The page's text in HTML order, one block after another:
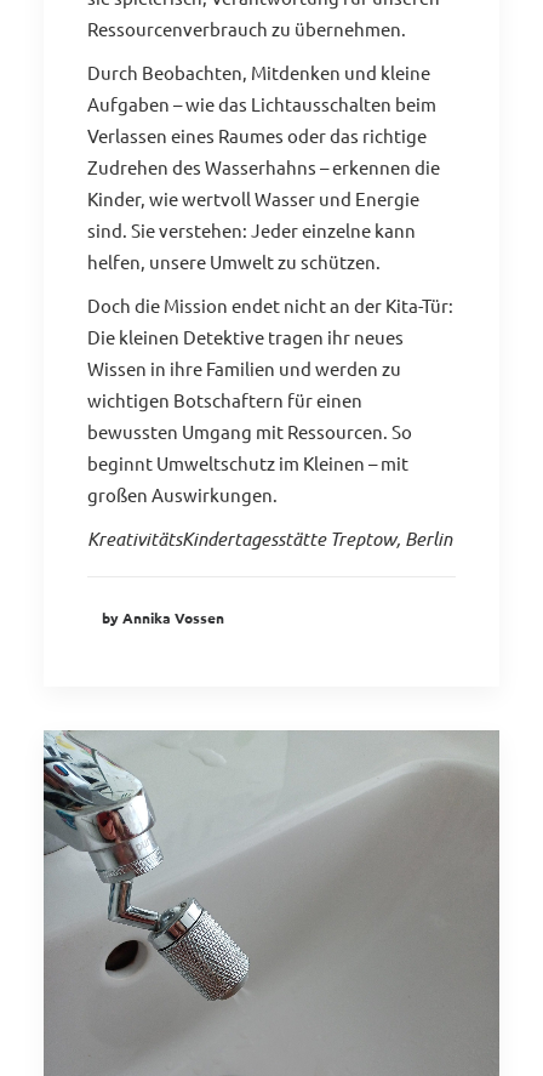
Ressourcenverbrauch zu übernehmen.
Durch Beobachten, Mitdenken und kleine
Aufgaben – wie das Lichtausschalten beim
Verlassen eines Raumes oder das richtige
Zudrehen des Wasserhahns – erkennen die
Kinder, wie wertvoll Wasser und Energie
sind. Sie verstehen: Jeder einzelne kann
helfen, unsere Umwelt zu schützen.
Doch die Mission endet nicht an der Kita-Tür:
Die kleinen Detektive tragen ihr neues
Wissen in ihre Familien und werden zu
wichtigen Botschaftern für einen
bewussten Umgang mit Ressourcen. So
beginnt Umweltschutz im Kleinen – mit
großen Auswirkungen.
KreativitätsKindertagesstätte Treptow, Berlin
by Annika Vossen